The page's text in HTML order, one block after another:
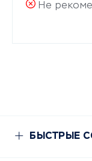
Не
БЫСТРЫЕ